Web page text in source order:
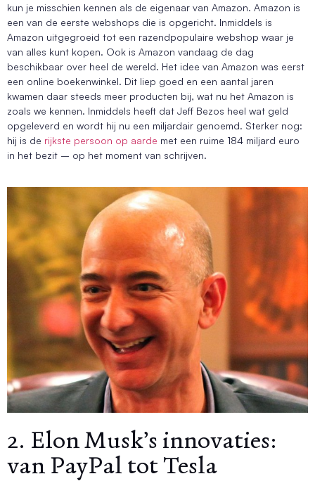
kun je misschien kennen als de eigenaar van Amazon. Amazon is
een van de eerste webshops die is opgericht. Inmiddels is
Amazon uitgegroeid tot een razendpopulaire webshop waar je
van alles kunt kopen. Ook is Amazon vandaag de dag
beschikbaar over heel de wereld. Het idee van Amazon was eerst
een online boekenwinkel. Dit liep goed en een aantal jaren
kwamen daar steeds meer producten bij, wat nu het Amazon is
zoals we kennen. Inmiddels heeft dat Jeff Bezos heel wat geld
opgeleverd en wordt hij nu een miljardair genoemd. Sterker nog:
hij is de rijkste persoon op aarde met een ruime 184 miljard euro
in het bezit – op het moment van schrijven.
2. Elon Musk’s innovaties:
van PayPal tot Tesla